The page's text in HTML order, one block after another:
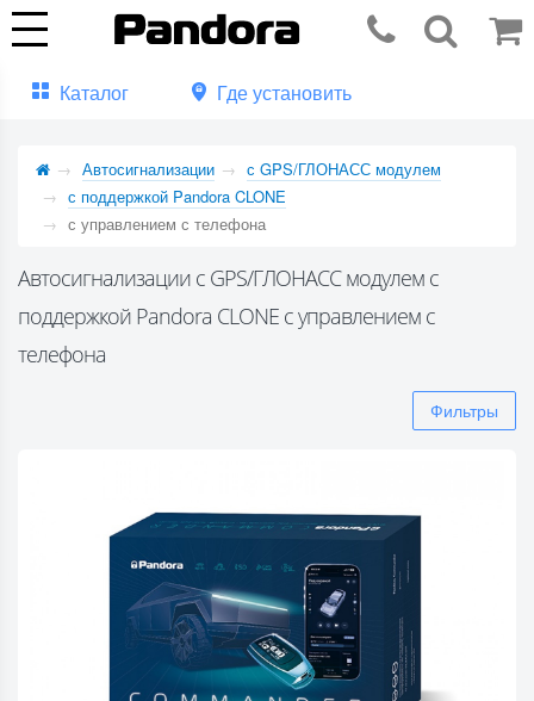
Каталог Где установить
Автосигнализации
с GPS/ГЛОНАСС модулем
с поддержкой Pandora CLONE
с управлением с телефона
Автосигнализации с GPS/ГЛОНАСС модулем с
поддержкой Pandora CLONE с управлением с
телефона
Фильтры